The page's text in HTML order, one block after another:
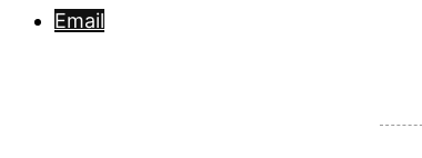
Email